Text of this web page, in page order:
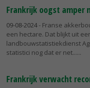
Frankrijk oogst amper
09-08-2024- Franse
een hectare. Dat blijkt uit
landbouwstatistiekdienst
statistici nog dat er net...
Frankrijk verwacht